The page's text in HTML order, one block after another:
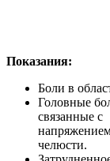
Показания:
Боли в
Головные
связанные с
челюсти.